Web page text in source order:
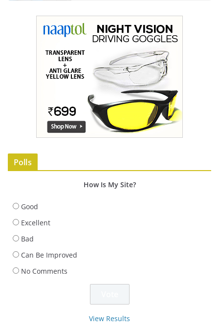
Polls
How Is My Site?
Good
Excellent
Bad
Can Be Improved
No Comments
View Results